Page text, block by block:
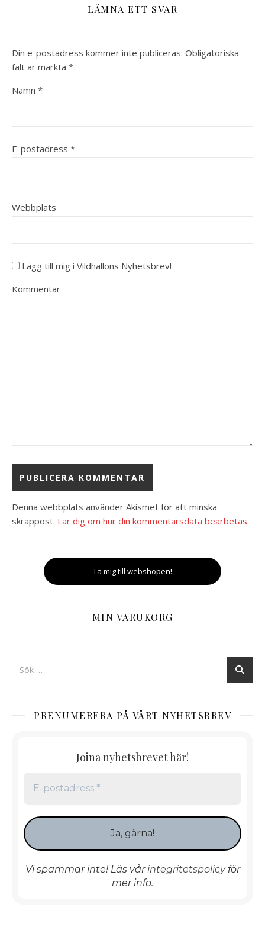
LÄMNA ETT SVAR
Din e-postadress kommer inte publiceras. Obligatoriska
fält är märkta *
Namn *
E-postadress *
Webbplats
Lägg till mig i Vildhallons Nyhetsbrev!
Kommentar
Denna webbplats använder Akismet för att minska
skräppost. Lär dig om hur din kommentarsdata bearbetas.
Ta mig till webshopen!
MIN VARUKORG
PRENUMERERA PÅ VÅRT NYHETSBREV
Joina nyhetsbrevet här!
Vi spammar inte! Läs vår integritetspolicyför
mer info.